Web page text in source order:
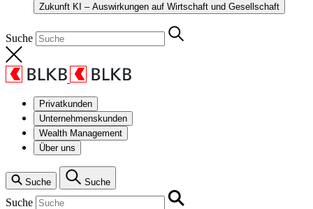
Zukunft KI – Auswirkungen auf Wirtschaft und Gesellschaft
Suche
Privatkunden
Unternehmenskunden
Wealth Management
Über uns
Suche Suche
Suche